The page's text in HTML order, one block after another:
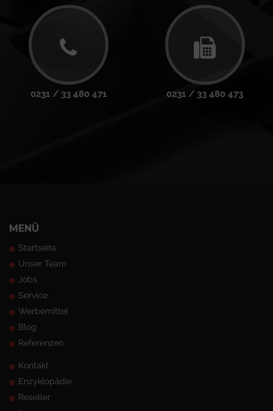
0231 / 33 480 471 0231 / 33 480 473
MENÜ
Startseite
Unser Team
Jobs
Service
Werbemittel
Blog
Referenzen
Kontakt
Enzyklopädie
Reseller